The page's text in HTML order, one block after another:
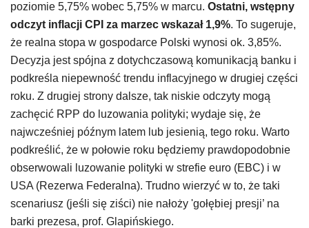
poziomie 5,75% wobec 5,75% w marcu. Ostatni, wstępny
odczyt inflacji CPI za marzec wskazał 1,9%. To sugeruje,
że realna stopa w gospodarce Polski wynosi ok. 3,85%.
Decyzja jest spójna z dotychczasową komunikacją banku i
podkreśla niepewność trendu inflacyjnego w drugiej części
roku. Z drugiej strony dalsze, tak niskie odczyty mogą
zachęcić RPP do luzowania polityki; wydaje się, że
najwcześniej późnym latem lub jesienią, tego roku. Warto
podkreślić, że w połowie roku będziemy prawdopodobnie
obserwowali luzowanie polityki w strefie euro (EBC) i w
USA (Rezerwa Federalna). Trudno wierzyć w to, że taki
scenariusz (jeśli się ziści) nie nałoży 'gołębiej presji’ na
barki prezesa, prof. Glapińskiego.